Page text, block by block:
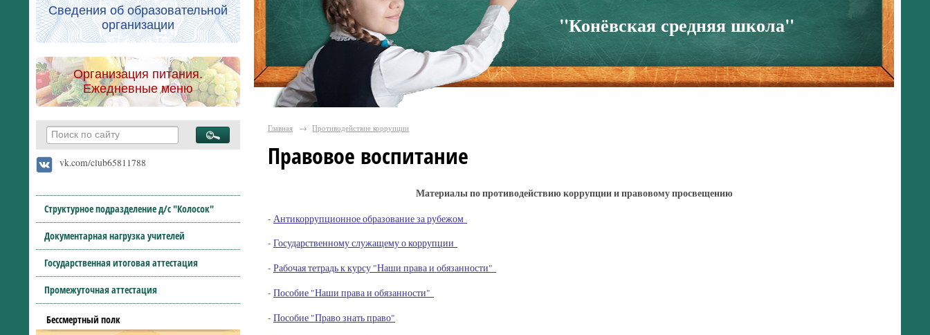
Сведения об образовательной
организации
Организация питания.
Ежедневные меню
vk.com/club65811788
Структурное подразделение д/с "Колосок"
Документарная нагрузка учителей
Государственная итоговая аттестация
Промежуточная аттестация
Бессмертный полк
"Конёвская средняя школа"
Главная → Противодействие коррупции
Правовое воспитание
Материалы по противодействию коррупции и правовому просвещению
- Антикоррупционное образование за рубежом
- Государственному служащему о коррупции
- Рабочая тетрадь к курсу "Наши права и обязанности"
- Пособие "Наши права и обязанности"
- Пособие "Право знать право"